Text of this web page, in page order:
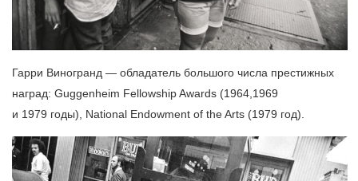
Гарри Виногранд — обладатель большого числа престижных
наград: Guggenheim Fellowship Awards (1964,1969
и 1979 годы), National Endowment of the Arts (1979 год).